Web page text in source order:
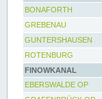
BONAFORTH
GREBENAU
GUNTERSHAUSEN
ROTENBURG
FINOWKANAL
EBERSWALDE OP